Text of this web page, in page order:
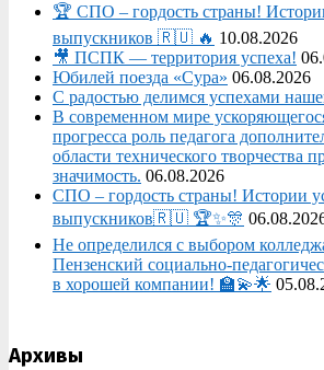
🏆 СПО – гордость страны!
выпускников 🇷🇺 🔥 10.08.2026
🎥 ПСПК — территория успеха!
Юбилей поезда «Сура» 06.08.2026
С радостью делимся успехами
В современном мире
прогресса роль педагога
области технического творчества
значимость. 06.08.2026
СПО – гордость страны! Истории
выпускников🇷🇺 🏆✨🎊
Не определился с выбором
Пензенский социально-
в хорошей компании! 🏫💫🌟
Архивы